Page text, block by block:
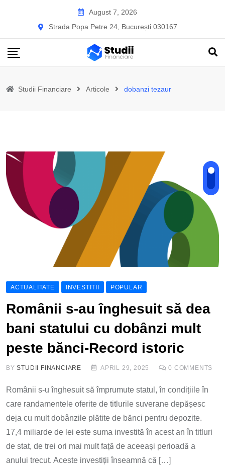
August 7, 2026
Strada Popa Petre 24, București 030167
Studii Financiare Articole dobanzi tezaur
ACTUALITATE INVESTITII POPULAR
Românii s-au înghesuit să dea
bani statului cu dobânzi mult
peste bănci-Record istoric
BYSTUDII FINANCIARE APRIL 29, 2025 0 COMMENTS
Românii s-u înghesuit să împrumute statul, în condițiile în
care randamentele oferite de titlurile suverane depășesc
deja cu mult dobânzile plătite de bănci pentru depozite.
17,4 miliarde de lei este suma investită în acest an în titluri
de stat, de trei ori mai mult față de aceeași perioadă a
anului trecut. Aceste investiții înseamnă că […]